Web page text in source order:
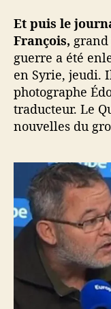
Et puis le
François, grand
guerre a été
en Syrie, jeudi.
photographe
traducteur. Le
nouvelles du